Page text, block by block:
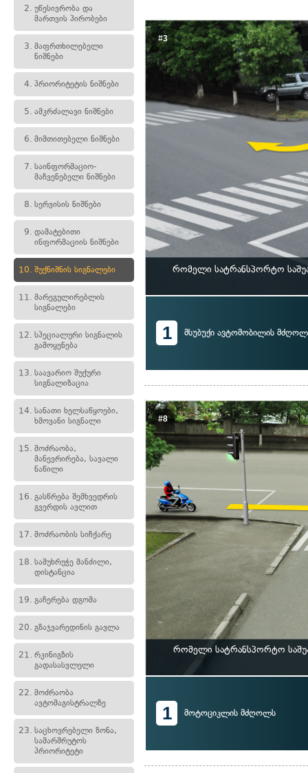
2. უწესივრობა და
მართვის პირობები
3. მაფრთხილებელი
ნიშნები
4. პრიორიტეტის ნიშნები
5. ამკრძალავი ნიშნები
6. მიმთითებელი ნიშნები
7. საინფორმაციო-
მაჩვენებელი ნიშნები
8. სერვისის ნიშნები
9. დამატებითი
ინფორმაციის ნიშნები
10. შუქნიშნის სიგნალები
11. მარეგულირებლის
სიგნალები
12. სპეციალური სიგნალის
გამოყენება
13. საავარიო შუქური
სიგნალიზაცია
14. სანათი ხელსაწყოები,
ხმოვანი სიგნალი
15. მოძრაობა,
მანევრირება, სავალი
ნაწილი
16. გასწრება შემხვედრის
გვერდის ავლით
17. მოძრაობის სიჩქარე
18. სამუხრუჭე მანძილი,
დისტანცია
19. გაჩერება დგომა
20. გზაჯვარედინის გავლა
21. რკინიგზის
გადასასვლელი
22. მოძრაობა
ავტომაგისტრალზე
23. საცხოვრებელი ზონა,
სამარშრუტოს
პრიორიტეტი
#3
რომელი სატრანსპორტო
1 მსუბუქი ავტომობილის
#8
რომელი სატრანსპორტო
1 მოტოციკლის მძღოლს